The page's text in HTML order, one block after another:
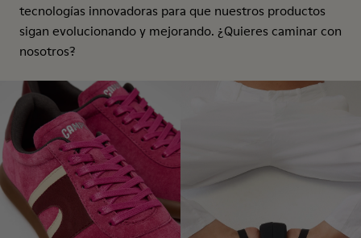
tecnologías innovadoras para que nuestros productos
sigan evolucionando y mejorando. ¿Quieres caminar con
nosotros?